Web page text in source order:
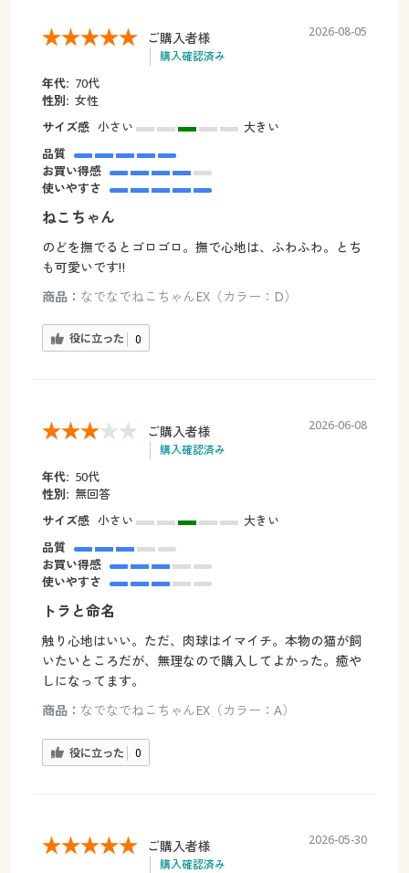
ご購入者様
購入確認済み
2026-08-05
年代: 70代
性別: 女性
サイズ感 小さい
大きい
品質
お買い得感
使いやすさ
ねこちゃん
のどを撫でるとゴロゴロ。撫で心地は、ふわふわ。とち
も可愛いです‼️
商品： なでなでねこちゃんEX（カラー：D）
役に立った 0
ご購入者様
購入確認済み
2026-06-08
年代: 50代
性別: 無回答
サイズ感 小さい
大きい
品質
お買い得感
使いやすさ
トラと命名
触り心地はいい。ただ、肉球はイマイチ。本物の猫が飼
いたいところだが、無理なので購入してよかった。癒や
しになってます。
商品： なでなでねこちゃんEX（カラー：A）
役に立った 0
ご購入者様
購入確認済み
2026-05-30